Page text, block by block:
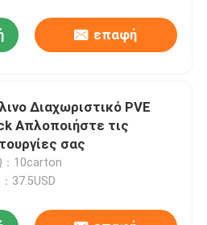
επαφή
Διαχωριστικό PVE
Απλοποιήστε τις
σας
：10carton
37.5USD